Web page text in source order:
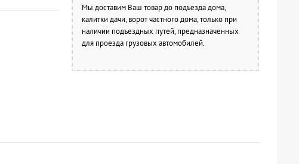
Мы доставим Ваш товар до подъезда дома,
калитки дачи, ворот частного дома, только при
наличии подъездных путей, предназначенных
для проезда грузовых автомобилей.